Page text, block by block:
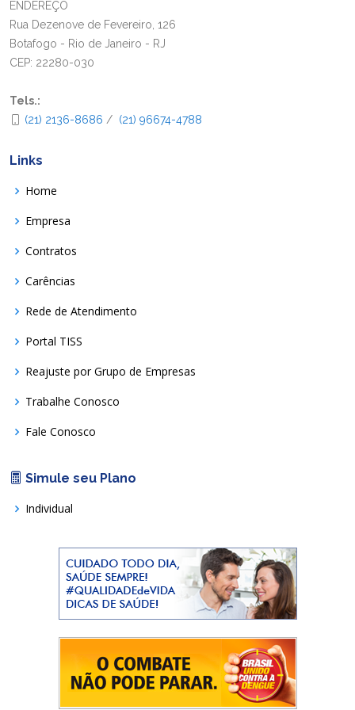
ENDEREÇO
Rua Dezenove de Fevereiro, 126
Botafogo - Rio de Janeiro - RJ
CEP: 22280-030
Tels.:
(21) 2136-8686 / (21) 96674-4788
Links
Home
Empresa
Contratos
Carências
Rede de Atendimento
Portal TISS
Reajuste por Grupo de Empresas
Trabalhe Conosco
Fale Conosco
Simule seu Plano
Individual